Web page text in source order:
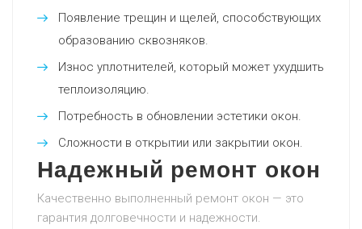
Появление трещин и щелей, способствующих
образованию сквозняков.
Износ уплотнителей, который может ухудшить
теплоизоляцию.
Потребность в обновлении эстетики окон.
Сложности в открытии или закрытии окон.
Надежный ремонт окон
Качественно выполненный ремонт окон — это
гарантия долговечности и надежности.